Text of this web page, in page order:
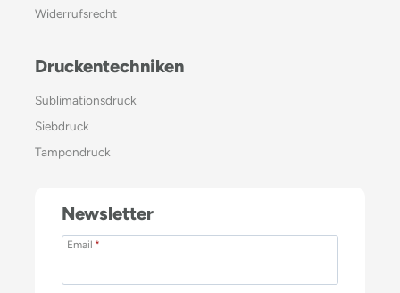
Widerrufsrecht
Druckentechniken
Sublimationsdruck
Siebdruck
Tampondruck
Newsletter
Email *